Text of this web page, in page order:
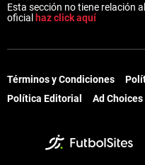
Esta sección no tiene relación
oficial haz click aquí
Términos y Condiciones
Política Editorial
Ad Choices